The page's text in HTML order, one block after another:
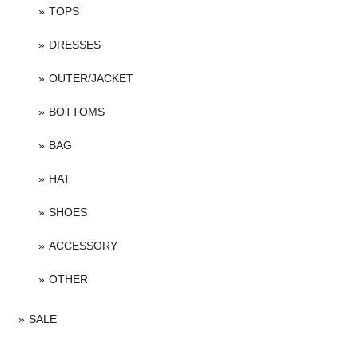
TOPS
DRESSES
OUTER/JACKET
BOTTOMS
BAG
HAT
SHOES
ACCESSORY
OTHER
SALE